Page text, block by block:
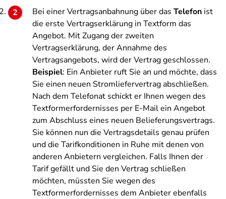
Bei einer Vertragsanbahnung über das Telefon ist
die erste Vertragserklärung in Textform das
Angebot. Mit Zugang der zweiten
Vertragserklärung, der Annahme des
Vertragsangebots, wird der Vertrag geschlossen.
Beispiel: Ein Anbieter ruft Sie an und möchte, dass
Sie einen neuen Stromliefervertrag abschließen.
Nach dem Telefonat schickt er Ihnen wegen des
Textformerfordernisses per E-Mail ein Angebot
zum Abschluss eines neuen Belieferungsvertrags.
Sie können nun die Vertragsdetails genau prüfen
und die Tarifkonditionen in Ruhe mit denen von
anderen Anbietern vergleichen. Falls Ihnen der
Tarif gefällt und Sie den Vertrag schließen
möchten, müssten Sie wegen des
Textformerfordernisses dem Anbieter ebenfalls